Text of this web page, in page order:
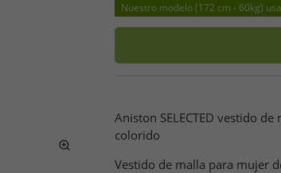
Nuestro modelo (172 cm - 60kg)
Aniston SELECTED vestido
colorido
Vestido de malla para mujer